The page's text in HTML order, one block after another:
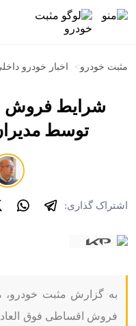
مثبت خودرو> اخبار خودرو
توسط
اشتراک گذاری:
به گزارش مثبت خودرو،